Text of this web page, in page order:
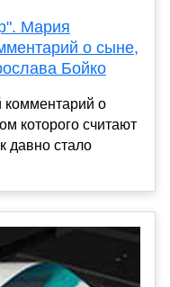
Мария
о сыне,
Бойко
о
которого считают
давно стало